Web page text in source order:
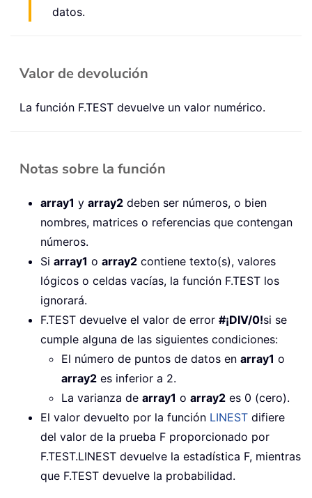
datos.
Valor de devolución
La función F.TEST devuelve un valor numérico.
Notas sobre la función
array1 y array2 deben ser números, o bien
nombres, matrices o referencias que contengan
números.
Si array1 o array2 contiene texto(s), valores
lógicos o celdas vacías, la función F.TEST los
ignorará.
F.TEST devuelve el valor de error #¡DIV/0!si se
cumple alguna de las siguientes condiciones:
El número de puntos de datos en array1 o
array2 es inferior a 2.
La varianza de array1 o array2 es 0 (cero).
El valor devuelto por la función LINEST difiere
del valor de la prueba F proporcionado por
F.TEST.LINEST devuelve la estadística F, mientras
que F.TEST devuelve la probabilidad.